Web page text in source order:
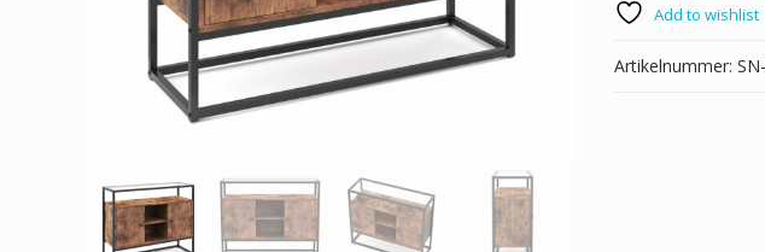
Glasplatte
100
x
80
Add to wishlist
Artikelnummer: